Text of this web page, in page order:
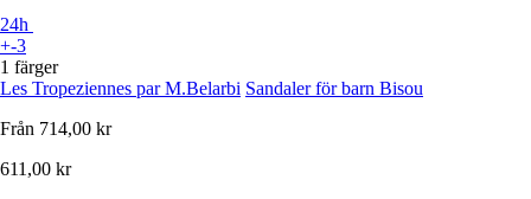
24h
+-3
1 färger
Les Tropeziennes par M.Belarbi Sandaler för barn Bisou
Från 714,00 kr
611,00 kr